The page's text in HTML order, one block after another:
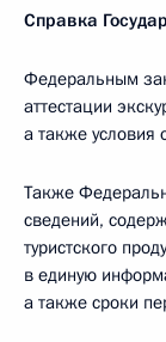
Справка
Федеральным
аттестации
а также условия
Также
сведений,
туристского
в единую
а также сроки